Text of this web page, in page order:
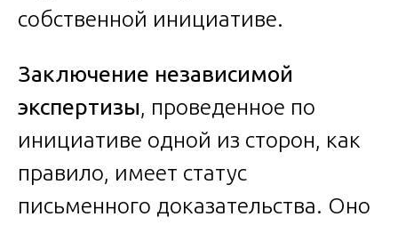
собственной инициативе.
Заключение независимой
экспертизы, проведенное по
инициативе одной из сторон, как
правило, имеет статус
письменного доказательства. Оно